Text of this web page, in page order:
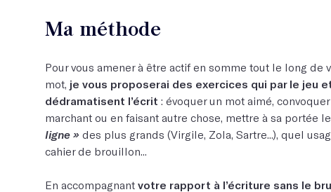
Ma méthode
Pour vous amener à être actif en somme tout le long de
mot, je vous proposerai des exercices qui par le jeu
dédramatisent l’écrit : évoquer un mot aimé,
marchant ou en faisant autre chose, mettre à sa portée le
ligne » des plus grands (Virgile, Zola, Sartre...), quel
cahier de brouillon...
En accompagnant votre rapport à l’écriture sans le